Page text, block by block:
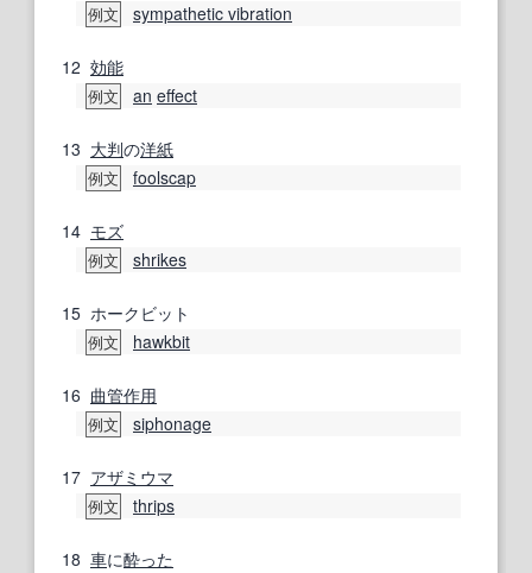
例文 sympathetic vibration
12 効能
例文 an effect
13 大判の洋紙
例文 foolscap
14 モズ
例文 shrikes
15 ホークビット
例文 hawkbit
16 曲管作用
例文 siphonage
17 アザミウマ
例文 thrips
18 車に酔った